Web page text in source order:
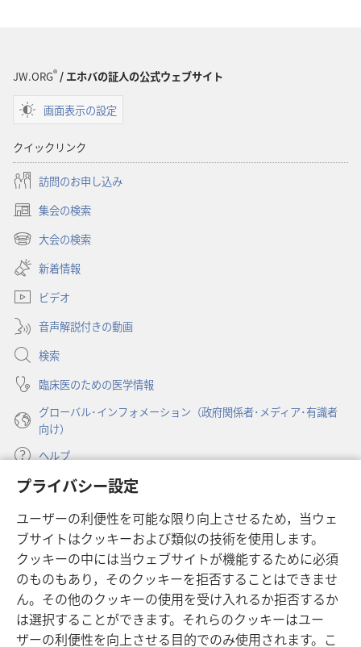
プライバシー設定
ユーザーの利便性を可能な限り向上させるため，当ウェ
ブサイトはクッキーおよび類似の技術を使用します。
クッキーの中には当ウェブサイトが機能するために必須
のものもあり，そのクッキーを拒否することはできませ
ん。その他のクッキーの使用を受け入れるか拒否するか
は選択することができます。それらのクッキーはユー
ザーの利便性を向上させる目的でのみ使用されます。こ
ン
JW.ORG®/ エホバの証人の公式ウェブサイト
画面表示の設定
クイックリンク
訪問のお申し込み
集会の検索
（新
し
タ
で
開
く）
大会の検索
（新
し
い
タ
ブ
で
開
く）
新着情報
ビデオ
音声解説付きの動画
検索
臨床医のための医学情報
グローバル･インフォメーション（政府関係者･メディア･有識者
向け）
ヘルプ
寄付
し
い
タ
ブ
で
開
く）
ものみの塔 オンライン・ライブラリー
（新
し
い
タ
ブ
で
JW Hub ®
（新
し
い
タ
JW Library ®